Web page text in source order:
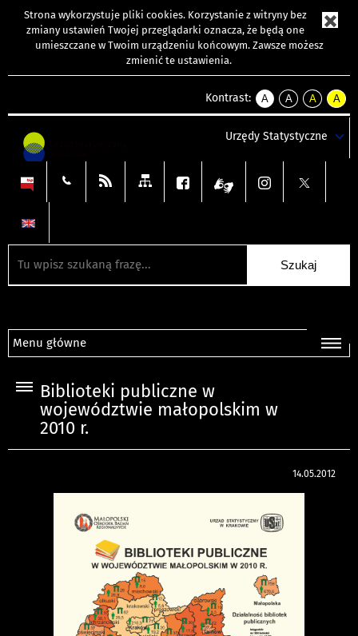
Strona wykorzystuje pliki cookies. Korzystanie z witryny bez
zmiany ustawień Twojej przeglądarki oznacza, że będą one
umieszczane w Twoim urządzeniu końcowym. Zawsze możesz
zmienić te ustawienia.
Kontrast:
A
kontrast
A
kontrast
tekst
czarnym
A
kontrast
tekst
czarnym
A
tekst
żółtym
Urzędy Statystyczne
Menu główne
Biblioteki publiczne w
województwie małopolskim w
2010 r.
14.05.2012